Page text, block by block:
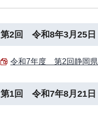
第2回 令和8年3月25日
令和7年度 第2回静岡
第1回 令和7年8月21日